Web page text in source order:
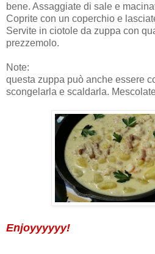
bene. Assaggiate di sale e
Coprite con un coperchio e
Servite in ciotole da zuppa con
prezzemolo.
Note:
questa zuppa può anche essere
scongelarla e scaldarla.
Enjoyyyyyy!